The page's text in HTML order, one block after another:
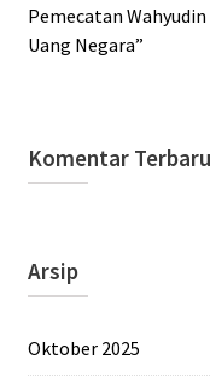
Pemecatan
Uang Negara”
Komentar Terbaru
Arsip
Oktober 2025